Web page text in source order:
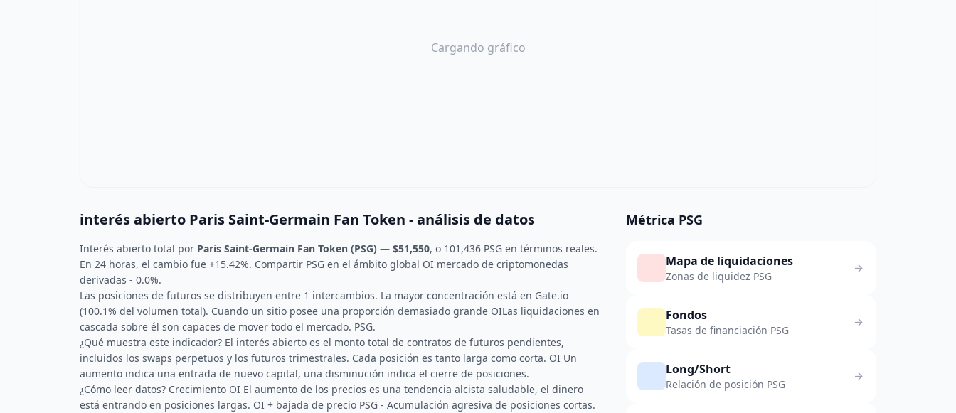
Cargando gráfico
interés abierto Paris Saint-Germain Fan Token - análisis de datos
Interés abierto total por Paris Saint-Germain Fan Token (PSG) — $51,550, o 101,436 PSG en términos reales.
En 24 horas, el cambio fue +15.42%. Compartir PSG en el ámbito global OI mercado de criptomonedas
derivadas - 0.0%.
Las posiciones de futuros se distribuyen entre 1 intercambios. La mayor concentración está en Gate.io
(100.1% del volumen total). Cuando un sitio posee una proporción demasiado grande OILas liquidaciones en
cascada sobre él son capaces de mover todo el mercado. PSG.
¿Qué muestra este indicador? El interés abierto es el monto total de contratos de futuros pendientes,
incluidos los swaps perpetuos y los futuros trimestrales. Cada posición es tanto larga como corta. OI Un
aumento indica una entrada de nuevo capital, una disminución indica el cierre de posiciones.
¿Cómo leer datos? Crecimiento OI El aumento de los precios es una tendencia alcista saludable, el dinero
está entrando en posiciones largas. OI + bajada de precio PSG - Acumulación agresiva de posiciones cortas.
Métrica PSG
Mapa de liquidaciones
Zonas de liquidez PSG
Fondos
Tasas de financiación PSG
Long/Short
Relación de posición PSG